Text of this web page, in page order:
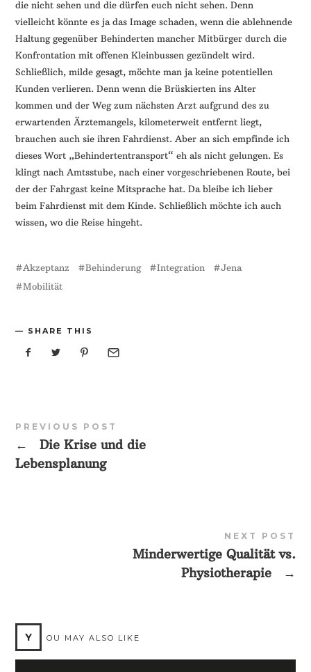
die nicht sehen und die dürfen euch nicht sehen. Denn
vielleicht könnte es ja das Image schaden, wenn die ablehnende
Haltung gegenüber Behinderten mancher Mitbürger durch die
Konfrontation mit offenen Kleinbussen gezündelt wird.
Schließlich, milde gesagt, möchte man ja keine potentiellen
Kunden verlieren. Denn wenn die Brüskierten ins Alter
kommen und der Weg zum nächsten Arzt aufgrund des zu
erwartenden Ärztemangels, kilometerweit entfernt liegt,
brauchen auch sie ihren Fahrdienst. Aber an sich empfinde ich
dieses Wort „Behindertentransport“ eh als nicht gelungen. Es
klingt nach Amtsstube, nach einer vorgeschriebenen Route, bei
der der Fahrgast keine Mitsprache hat. Da bleibe ich lieber
beim Fahrdienst mit dem Kinde. Schließlich möchte ich auch
wissen, wo die Reise hingeht.
Akzeptanz Behinderung Integration
Jena
Mobilität
SHARE THIS
PREVIOUS POST
←
Die Krise und die
Lebensplanung
NEXT POST
Minderwertige Qualität vs.
Physiotherapie
→
Y OU MAY ALSO LIKE